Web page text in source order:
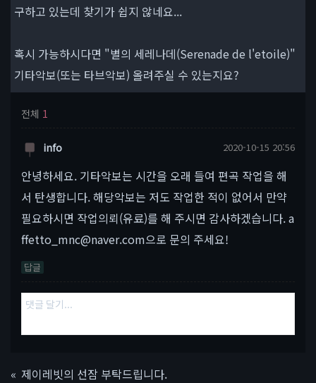
구하고 있는데 찾기가 쉽지 않네요...
혹시 가능하시다면 "별의 세레나데(Serenade de l'etoile)"
기타악보(또는 타브악보) 올려주실 수 있는지요?
전체 1
info 2020-10-15 20:56
안녕하세요. 기타악보는 시간을 오래 들여 편곡 작업을 해
서 탄생합니다. 해당악보는 저도 작업한 적이 없어서 만약
필요하시면 작업의뢰(유료)를 해 주시면 감사하겠습니다. a
ffetto_mnc@naver.com으로 문의 주세요!
답글
« 제이레빗의 선잠 부탁드립니다.